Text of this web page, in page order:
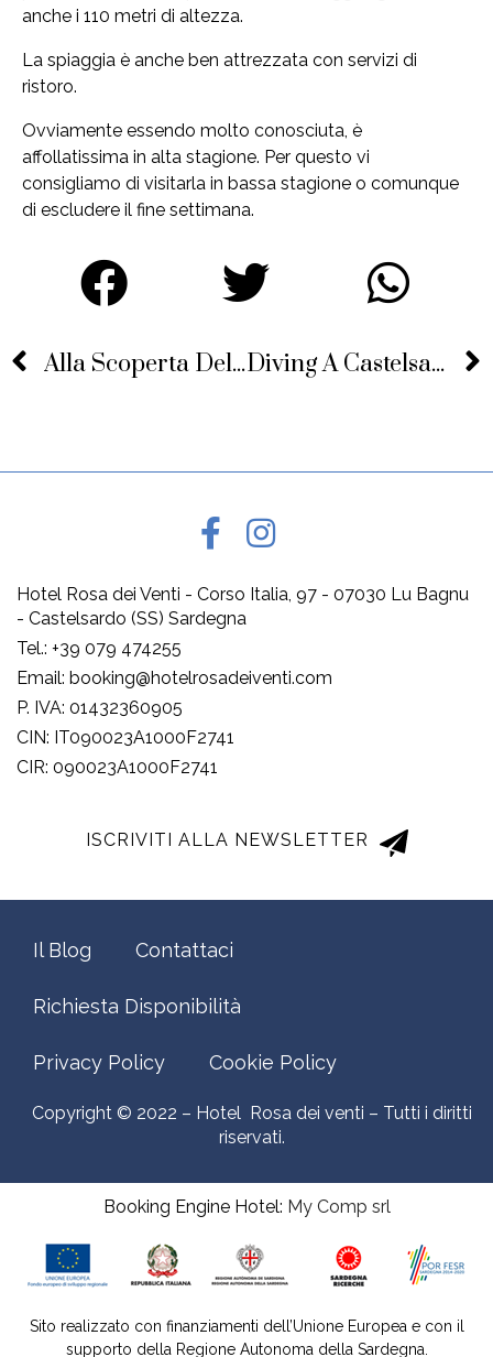
anche i 110 metri di altezza.
La spiaggia è anche ben attrezzata con servizi di
ristoro.
Ovviamente essendo molto conosciuta, è
affollatissima in alta stagione. Per questo vi
consigliamo di visitarla in bassa stagione o comunque
di escludere il fine settimana.
Alla Scoperta Del Nord Ovest Della Sardegna In Bicicletta Diving A Castelsardo, Tra Secche E Relitti
Hotel Rosa dei Venti - Corso Italia, 97 - 07030 Lu Bagnu
- Castelsardo (SS) Sardegna
Tel.: +39 079 474255
Email: booking@hotelrosadeiventi.com
P. IVA: 01432360905
CIN: IT090023A1000F2741
CIR: 090023A1000F2741
ISCRIVITI ALLA NEWSLETTER
Copyright © 2022 – Hotel Rosa dei venti – Tutti i diritti
riservati.
Il Blog Contattaci
Richiesta Disponibilità
Privacy Policy Cookie Policy
Booking Engine Hotel: My Comp srl
Sito realizzato con finanziamenti dell’Unione Europea e con il
supporto della Regione Autonoma della Sardegna.